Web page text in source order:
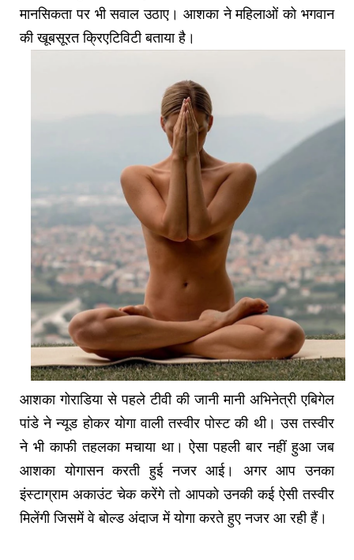
मानसिकता पर भी सवाल उठाए। आशका ने महिलाओं को भगवान
की खूबसूरत क्रिएटिविटी बताया है।
आशका गोराडिया से पहले टीवी की जानी मानी अभिनेत्री एबिगेल
पांडे ने न्यूड होकर योगा वाली तस्वीर पोस्ट की थी। उस तस्वीर
ने भी काफी तहलका मचाया था। ऐसा पहली बार नहीं हुआ जब
आशका योगासन करती हुई नजर आई। अगर आप उनका
इंस्टाग्राम अकाउंट चेक करेंगे तो आपको उनकी कई ऐसी तस्वीर
मिलेंगी जिसमें वे बोल्ड अंदाज में योगा करते हुए नजर आ रही हैं।